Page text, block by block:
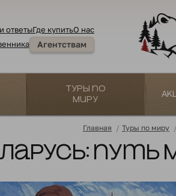
ответыГде купитьО нас
Агентствам
Туры по
миру
Главная / Туры по миру
путь